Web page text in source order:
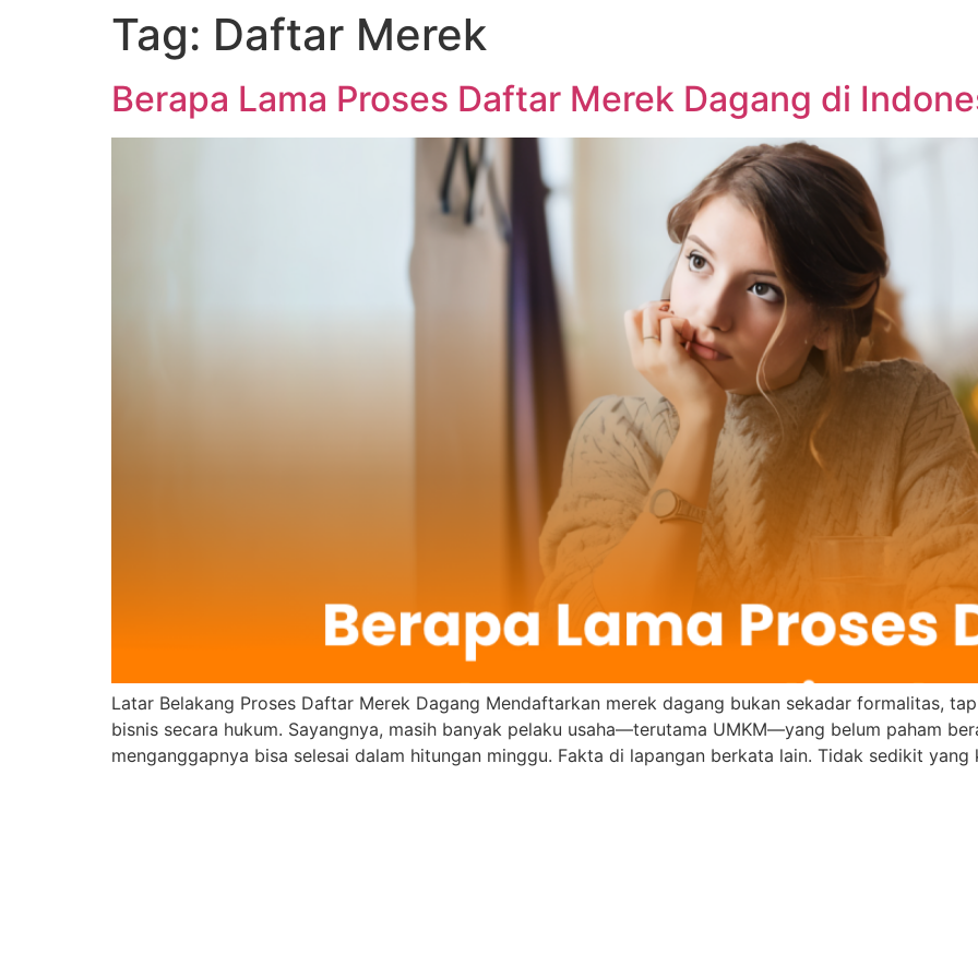
Tag: Daftar Merek
Berapa Lama Proses Daftar Merek Dagang di
Latar Belakang Proses Daftar Merek Dagang Mendaftarkan merek dagang bukan sekadar formalitas,
bisnis secara hukum. Sayangnya, masih banyak pelaku usaha—terutama UMKM—yang belum paham
menganggapnya bisa selesai dalam hitungan minggu. Fakta di lapangan berkata lain. Tidak sedikit